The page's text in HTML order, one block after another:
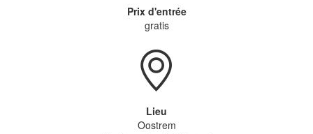
Prix d'entrée
gratis
Lieu
Oostrem